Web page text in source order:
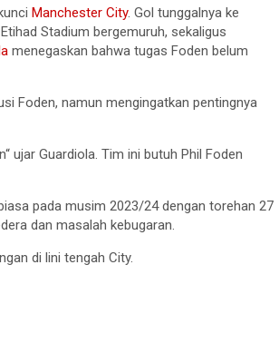
Manchester City. Gol tunggalnya ke
Etihad Stadium bergemuruh, sekaligus
menegaskan bahwa tugas Foden belum
Foden, namun mengingatkan pentingnya
“ ujar Guardiola. Tim ini butuh Phil Foden
pada musim 2023/24dengan torehan 27
dan masalah kebugaran.
di lini tengah City.